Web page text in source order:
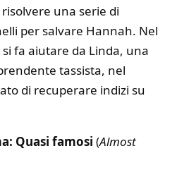
una serie di
per salvare Hannah. Nel
fa aiutare da Linda, una
tassista, nel
di recuperare indizi su
Quasi famosi (Almost